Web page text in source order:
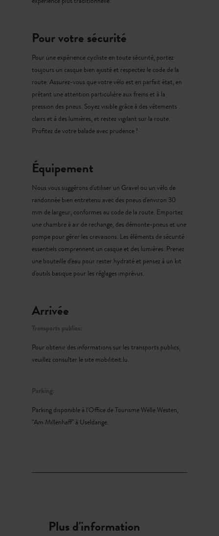
Pour votre sécurité
Pour une expérience cycliste en toute sécurité, portez
toujours un casque bien ajusté et respectez le code de la
route. Assurez-vous que votre vélo est en parfait état, en
prêtant une attention particulière aux freins et à la
pression des pneus. Soyez visible grâce à des vêtements
clairs et à des lumières, et restez vigilant sur la route.
Profitez de votre balade avec prudence !
Équipement
Nous vous suggérons d'utiliser un Gravel ou un vélo de
randonnée bien entretenu avec des pneus d'environ 30
mm de largeur, conformes au code de la route. Emportez
une chambre à air de rechange, des démonte-pneus et une
pompe pour gérer les crevaisons. Les éléments de sécurité
essentiels comprennent un casque et des lumières. Prenez
une bouteille d'eau pour rester hydraté et pensez à un kit
d'outils basique pour les réglages imprévus.
Arrivée
Transports publics:
Pour obtenir des informations sur les transports publics,
veuillez consulter le site mobiliteit.lu.
Parking:
Parking disponible à l'Office de Tourisme Wëlle Westen,
"Am Millenhaff" à Useldange.
Plus d'information